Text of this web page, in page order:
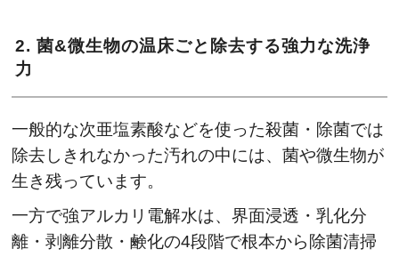
2. 菌&微生物の温床ごと除去する強力な洗浄
力
一般的な次亜塩素酸などを使った殺菌・除菌では
除去しきれなかった汚れの中には、菌や微生物が
生き残っています。
一方で強アルカリ電解水は、界面浸透・乳化分
離・剥離分散・鹸化の4段階で根本から除菌清掃